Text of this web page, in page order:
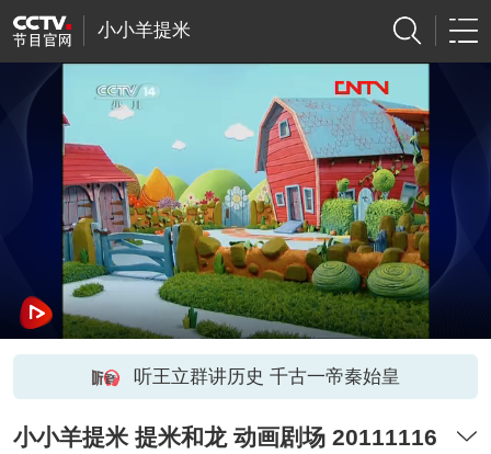
小小羊提米
听王立群讲历史 千古一帝秦始皇
小小羊提米 提米和龙 动画剧场 20111116